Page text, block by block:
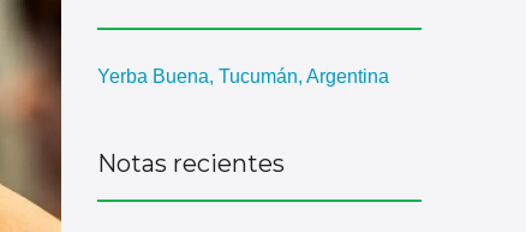
Yerba Buena, Tucumán, Argentina
Notas recientes